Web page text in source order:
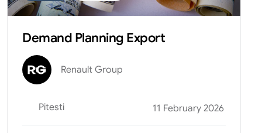
Demand Planning Export
Renault Group
Pitesti 11 February 2026